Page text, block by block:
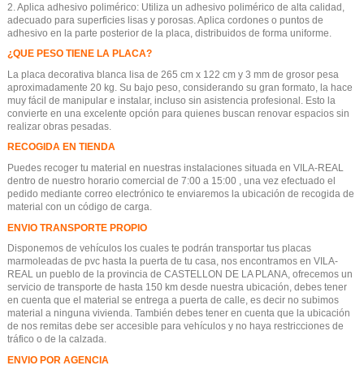
2. Aplica adhesivo polimérico: Utiliza un adhesivo polimérico de alta calidad,
adecuado para superficies lisas y porosas. Aplica cordones o puntos de
adhesivo en la parte posterior de la placa, distribuidos de forma uniforme.
¿QUE PESO TIENE LA PLACA?
La placa decorativa blanca lisa de 265 cm x 122 cm y 3 mm de grosor pesa
aproximadamente 20 kg. Su bajo peso, considerando su gran formato, la hace
muy fácil de manipular e instalar, incluso sin asistencia profesional. Esto la
convierte en una excelente opción para quienes buscan renovar espacios sin
realizar obras pesadas.
RECOGIDA EN TIENDA
Puedes recoger tu material en nuestras instalaciones situada en VILA-REAL
dentro de nuestro horario comercial de 7:00 a 15:00 , una vez efectuado el
pedido mediante correo electrónico te enviaremos la ubicación de recogida de
material con un código de carga.
ENVIO TRANSPORTE PROPIO
Disponemos de vehículos los cuales te podrán transportar tus placas
marmoleadas de pvc hasta la puerta de tu casa, nos encontramos en VILA-
REAL un pueblo de la provincia de CASTELLON DE LA PLANA, ofrecemos un
servicio de transporte de hasta 150 km desde nuestra ubicación, debes tener
en cuenta que el material se entrega a puerta de calle, es decir no subimos
material a ninguna vivienda. También debes tener en cuenta que la ubicación
de nos remitas debe ser accesible para vehículos y no haya restricciones de
tráfico o de la calzada.
ENVIO POR AGENCIA